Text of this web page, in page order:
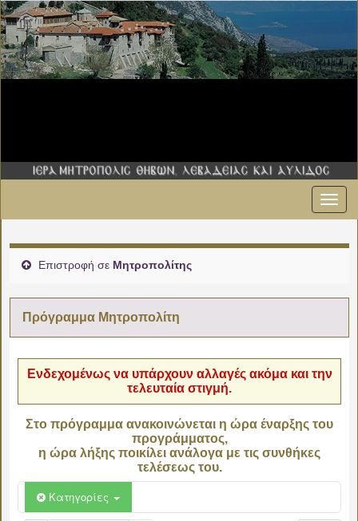
Επιστροφή σε Μητροπολίτης
Πρόγραμμα Μητροπολίτη
Ενδεχομένως να υπάρχουν αλλαγές ακόμα και την
τελευταία στιγμή.
Στο πρόγραμμα ανακοινώνεται η ώρα έναρξης του
προγράμματος,
η ώρα λήξης ποικίλει ανάλογα με τις συνθήκες
τελέσεως του.
Κατηγορίες